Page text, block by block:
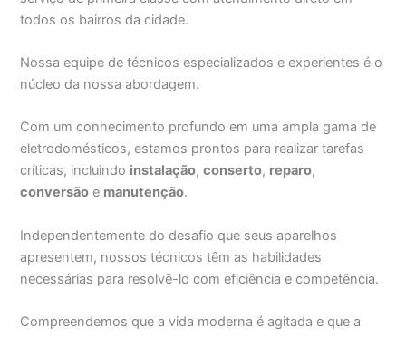
todos os bairros da cidade.
Nossa equipe de técnicos especializados e experientes é o
núcleo da nossa abordagem.
Com um conhecimento profundo em uma ampla gama de
eletrodomésticos, estamos prontos para realizar tarefas
críticas, incluindo instalação,conserto, reparo,
conversão e manutenção.
Independentemente do desafio que seus aparelhos
apresentem, nossos técnicos têm as habilidades
necessárias para resolvê-lo com eficiência e competência.
Compreendemos que a vida moderna é agitada e que a